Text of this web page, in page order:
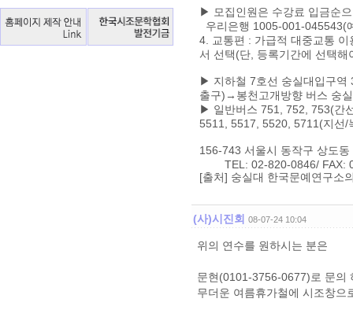
▶ 모집인원은 수강료 입금순
우리은행 1005-001-045543(
4. 교통편 : 가급적 대중교통
서 선택(단, 등록기간에 선택해
▶ 지하철 7호선 숭실대입구역
출구)→봉천고개방향 버스 숭
▶ 일반버스 751, 752, 753(간
5511, 5517, 5520, 5711(지선/
156-743 서울시 동작구 상도
TEL: 02-820-0846/ FAX:
[출처] 숭실대 한국문예연구소
(사)시진회 08-07-24 10:04
위의 연수를 원하시는 분은
문현(0101-3756-0677)로 문의
무더운 여름휴가철에 시조창으